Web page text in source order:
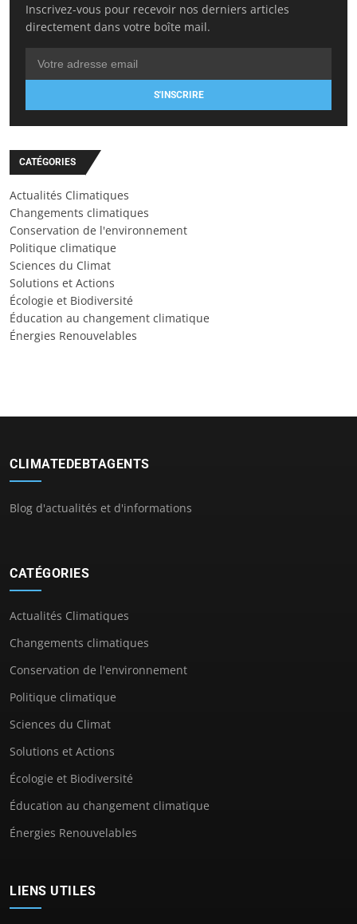
Inscrivez-vous pour recevoir nos derniers articles
directement dans votre boîte mail.
S'INSCRIRE
CATÉGORIES
Actualités Climatiques
Changements climatiques
Conservation de l'environnement
Politique climatique
Sciences du Climat
Solutions et Actions
Écologie et Biodiversité
Éducation au changement climatique
Énergies Renouvelables
CLIMATEDEBTAGENTS
Blog d'actualités et d'informations
CATÉGORIES
Actualités Climatiques
Changements climatiques
Conservation de l'environnement
Politique climatique
Sciences du Climat
Solutions et Actions
Écologie et Biodiversité
Éducation au changement climatique
Énergies Renouvelables
LIENS UTILES